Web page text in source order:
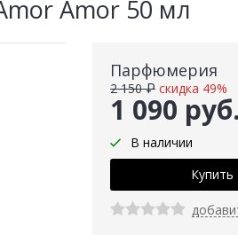
Amor 50 мл
Парфюмерия
1 090 руб.
2 150 ₽ скидка 49%
В наличии